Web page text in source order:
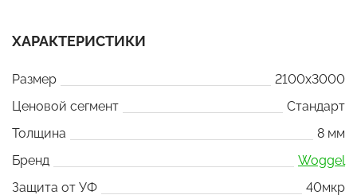
ХАРАКТЕРИСТИКИ
Размер
2100x3000
Ценовой сегмент
Стандарт
Толщина
8 мм
Бренд
Woggel
Защита от УФ
40мкр